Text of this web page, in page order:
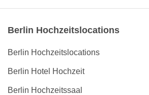
Berlin Hochzeitslocations
Berlin Hochzeitslocations
Berlin Hotel Hochzeit
Berlin Hochzeitssaal